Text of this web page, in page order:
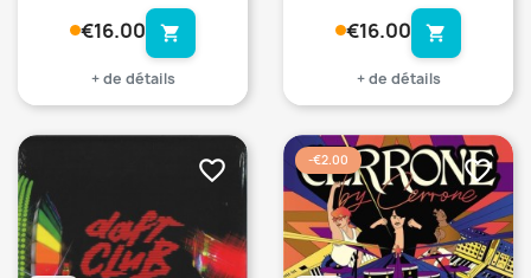
€16.00 shopping_cart
+ de détails
€16.00 shopping_cart
+ de détails
favorite_border -€2.00 favorite_border